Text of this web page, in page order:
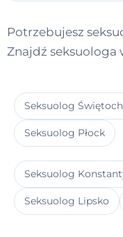
Potrzebujesz
Znajdź seksuologa
Seksuolog
Seksuolog Płock
Seksuolog
Seksuolog Lipsko